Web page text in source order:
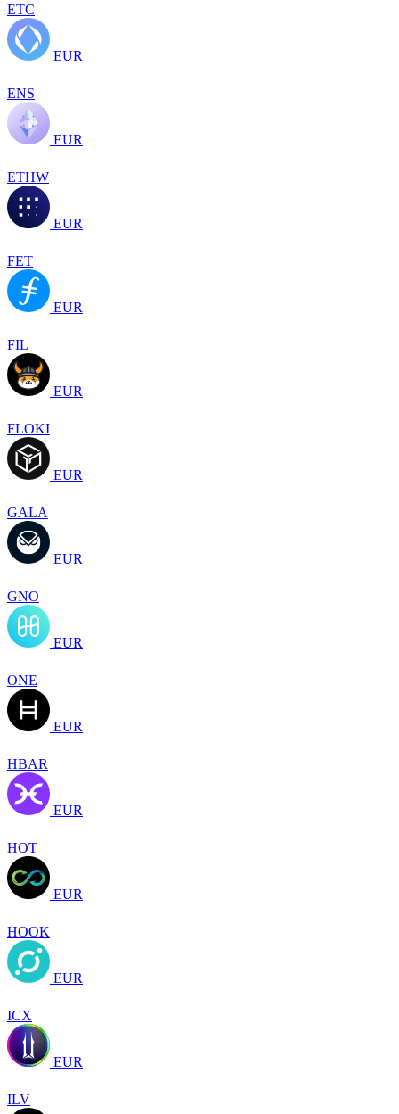
ETC
EUR
ENS
EUR
ETHW
EUR
FET
EUR
FIL
EUR
FLOKI
EUR
GALA
EUR
GNO
EUR
ONE
EUR
HBAR
EUR
HOT
EUR
HOOK
EUR
ICX
EUR
ILV